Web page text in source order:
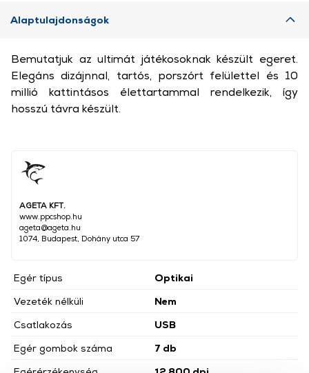
Alaptulajdonságok
AGETA KFT.
www.ppcshop.hu
ageta@ageta.hu
1074, Budapest, Dohány utca 57
Egér típus
Optikai
Vezeték nélküli
Nem
Csatlakozás
USB
Egér gombok száma
7 db
Bemutatjuk az ultimát játékosoknak készült egeret.
Elegáns dizájnnal, tartós, porszórt felülettel és 10
millió kattintásos élettartammal rendelkezik, így
hosszú távra készült.